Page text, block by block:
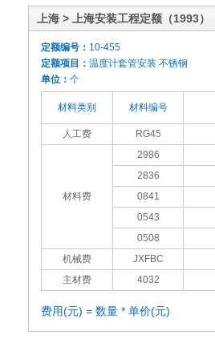
上海 > 上海安装工程定额（1993）
定额编号： 10-455
定额项目： 温度计套管安装 不锈钢
单位： 个
材料类别 材料编号
人工费 RG45
材料费
2986
2836
0841
0543
0508
机械费
JXFBC
主材费
4032
费用(元) = 数量 * 单价(元)